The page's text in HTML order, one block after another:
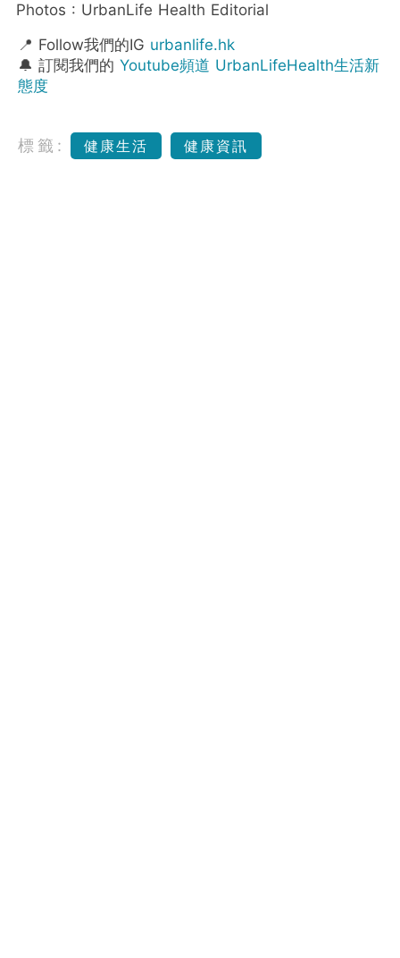
Photos : UrbanLife Health Editorial
📍 Follow我們的IG urbanlife.hk
🔔 訂閱我們的 Youtube頻道 UrbanLifeHealth生活新
態度
標籤: 健康生活 健康資訊